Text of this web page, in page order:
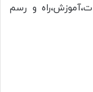
و رسم